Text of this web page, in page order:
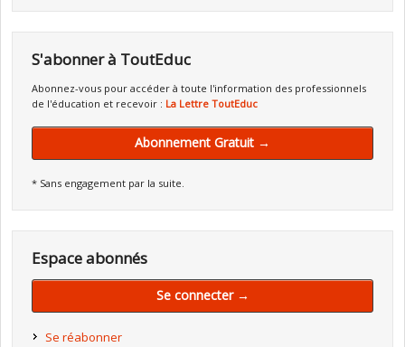
S'abonner à ToutEduc
Abonnez-vous pour accéder à toute l'information des professionnels
de l'éducation et recevoir : La Lettre ToutEduc
Abonnement Gratuit →
* Sans engagement par la suite.
Espace abonnés
Se connecter →
Se réabonner